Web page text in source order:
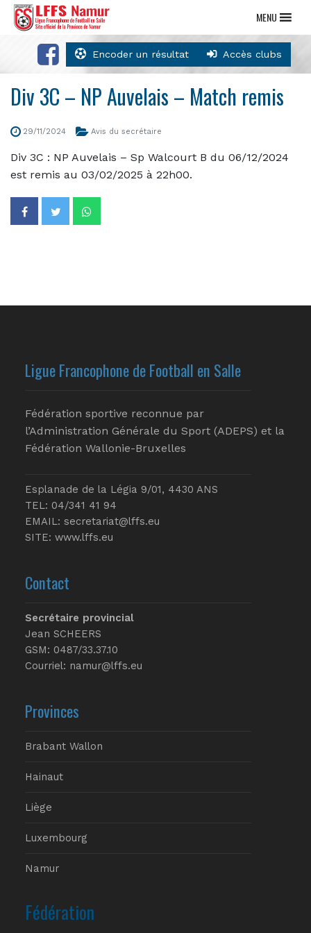
Encoder un résultat Accès clubs
MENU
Div 3C – NP Auvelais – Match remis
29/11/2024 Avis du secrétaire
Div 3C : NP Auvelais – Sp Walcourt B du 06/12/2024
est remis au 03/02/2025 à 22h00.
Ligue Francophone de Football en Salle
Fédération sportive reconnue par
l’Administration Générale du Sport (ADEPS) et la
Fédération Wallonie-Bruxelles
Esplanade de la Légia 9/01, 4430 ANS
TEL: 04/341 41 94
EMAIL: secretariat@lffs.eu
SITE: www.lffs.eu
Contact
Secrétaire provincial
Jean SCHEERS
GSM: 0487/33.37.10
Courriel: namur@lffs.eu
Provinces
Brabant Wallon
Hainaut
Liège
Luxembourg
Namur
Fédération